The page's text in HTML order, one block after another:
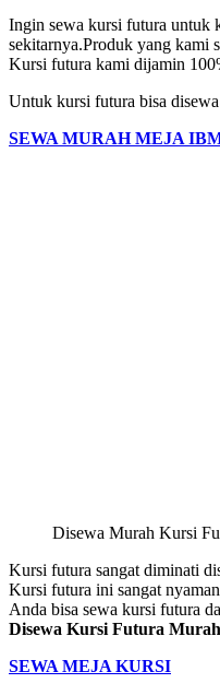
Ingin sewa kursi futura untuk
sekitarnya.Produk yang kami
Kursi futura kami dijamin
Untuk kursi futura bisa
SEWA MURAH MEJA
Disewa Murah Kursi
Kursi futura sangat diminati
Kursi futura ini sangat
Anda bisa sewa kursi futura
Disewa Kursi Futura
SEWA MEJA KURSI